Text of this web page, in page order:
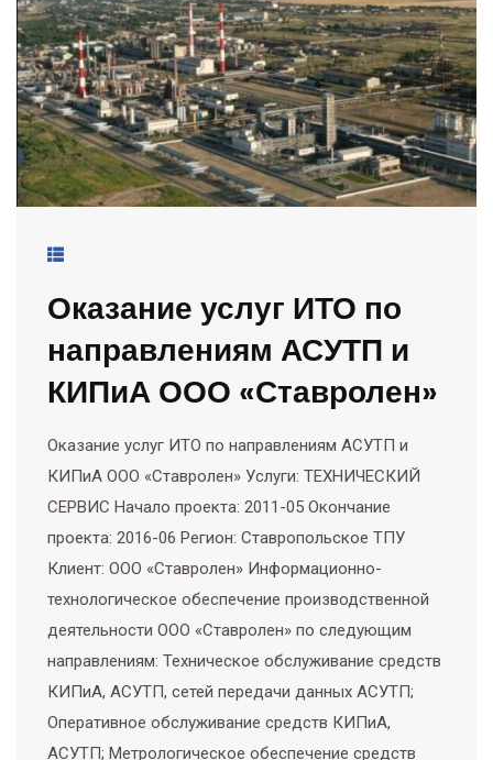
Оказание услуг ИТО по
направлениям АСУТП и
КИПиА ООО «Ставролен»
Оказание услуг ИТО по направлениям АСУТП и
КИПиА ООО «Ставролен» Услуги: ТЕХНИЧЕСКИЙ
СЕРВИС Начало проекта: 2011-05 Окончание
проекта: 2016-06 Регион: Ставропольское ТПУ
Клиент: ООО «Ставролен» Информационно-
технологическое обеспечение производственной
деятельности ООО «Ставролен» по следующим
направлениям: Техническое обслуживание средств
КИПиА, АСУТП, сетей передачи данных АСУТП;
Оперативное обслуживание средств КИПиА,
АСУТП; Метрологическое обеспечение средств